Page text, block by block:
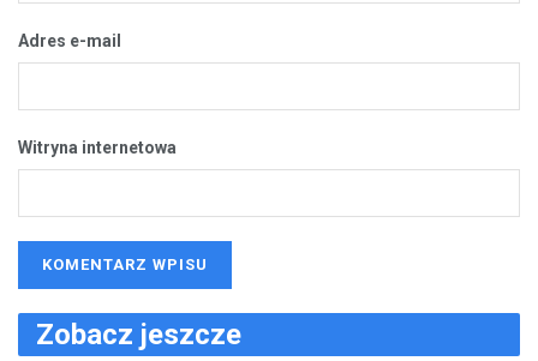
Adres e-mail
Witryna internetowa
Zobacz jeszcze